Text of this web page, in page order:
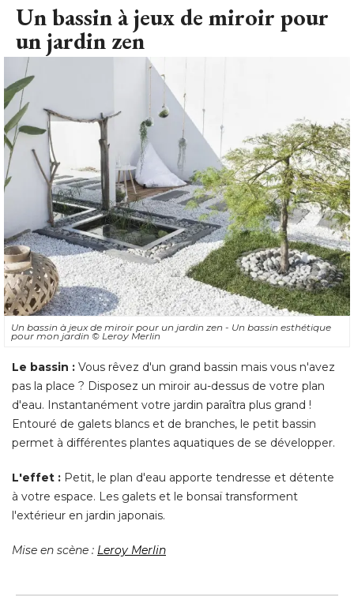
Un bassin à jeux de miroir pour
un jardin zen
Un bassin à jeux de miroir pour un jardin zen - Un bassin esthétique
pour mon jardin © Leroy Merlin
Le bassin : Vous rêvez d'un grand bassin mais vous n'avez
pas la place ? Disposez un miroir au-dessus de votre plan
d'eau. Instantanément votre jardin paraîtra plus grand !
Entouré de galets blancs et de branches, le petit bassin
permet à différentes plantes aquatiques de se développer.
L'effet : Petit, le plan d'eau apporte tendresse et détente
à votre espace. Les galets et le bonsaï transforment
l'extérieur en jardin japonais.
Mise en scène : Leroy Merlin